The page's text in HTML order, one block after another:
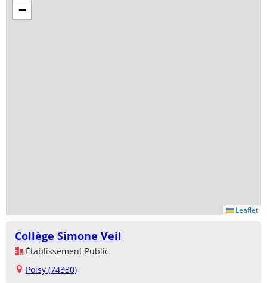
−
Leaflet
Collège Simone Veil
Établissement Public
Poisy (74330)